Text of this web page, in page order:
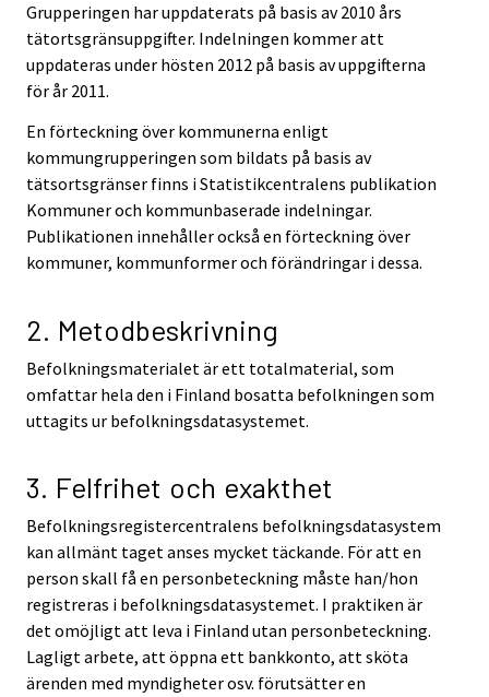
Grupperingen har uppdaterats på basis av 2010 års
tätortsgränsuppgifter. Indelningen kommer att
uppdateras under hösten 2012 på basis av uppgifterna
för år 2011.
En förteckning över kommunerna enligt
kommungrupperingen som bildats på basis av
tätsortsgränser finns i Statistikcentralens publikation
Kommuner och kommunbaserade indelningar.
Publikationen innehåller också en förteckning över
kommuner, kommunformer och förändringar i dessa.
2. Metodbeskrivning
Befolkningsmaterialet är ett totalmaterial, som
omfattar hela den i Finland bosatta befolkningen som
uttagits ur befolkningsdatasystemet.
3. Felfrihet och exakthet
Befolkningsregistercentralens befolkningsdatasystem
kan allmänt taget anses mycket täckande. För att en
person skall få en personbeteckning måste han/hon
registreras i befolkningsdatasystemet. I praktiken är
det omöjligt att leva i Finland utan personbeteckning.
Lagligt arbete, att öppna ett bankkonto, att sköta
ärenden med myndigheter osv. förutsätter en